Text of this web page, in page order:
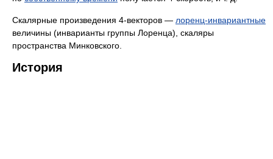
Скалярные произведения 4-векторов — лоренц-инвариантные
величины (инварианты группы Лоренца), скаляры
пространства Минковского.
История